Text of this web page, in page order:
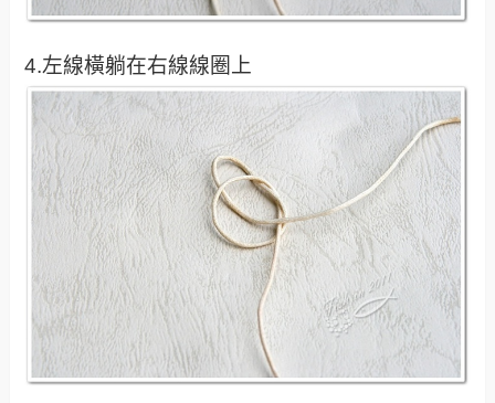
4.左線橫躺在右線線圈上